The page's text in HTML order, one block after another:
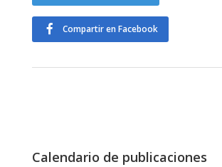
Compartir en Facebook
Calendario de publicaciones